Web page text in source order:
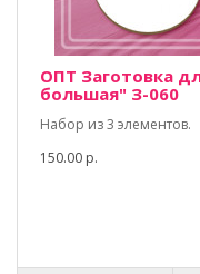
ОПТ Заготовка
большая" З-060
Набор из 3 элементов.
150.00 р.